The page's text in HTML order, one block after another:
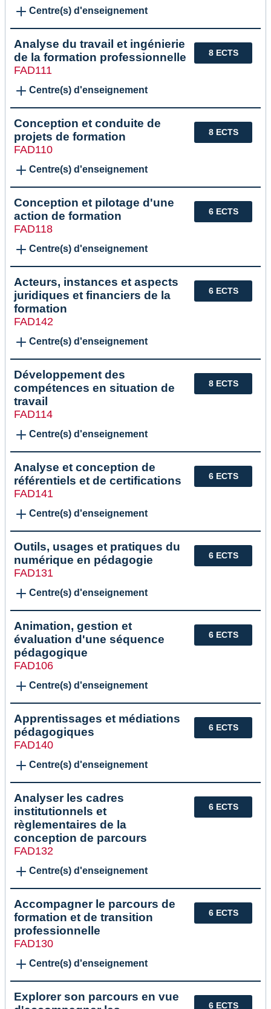
Centre(s) d'enseignement
8 ECTS
Analyse du travail et ingénierie
de la formation professionnelle
FAD111
Centre(s) d'enseignement
8 ECTS
Conception et conduite de
projets de formation
FAD110
Centre(s) d'enseignement
6 ECTS
Conception et pilotage d'une
action de formation
FAD118
Centre(s) d'enseignement
6 ECTS
Acteurs, instances et aspects
juridiques et financiers de la
formation
FAD142
Centre(s) d'enseignement
8 ECTS
Développement des
compétences en situation de
travail
FAD114
Centre(s) d'enseignement
6 ECTS
Analyse et conception de
référentiels et de certifications
FAD141
Centre(s) d'enseignement
6 ECTS
Outils, usages et pratiques du
numérique en pédagogie
FAD131
Centre(s) d'enseignement
6 ECTS
Animation, gestion et
évaluation d'une séquence
pédagogique
FAD106
Centre(s) d'enseignement
6 ECTS
Apprentissages et médiations
pédagogiques
FAD140
Centre(s) d'enseignement
6 ECTS
Analyser les cadres
institutionnels et
règlementaires de la
conception de parcours
FAD132
Centre(s) d'enseignement
6 ECTS
Accompagner le parcours de
formation et de transition
professionnelle
FAD130
Centre(s) d'enseignement
6 ECTS
Explorer son parcours en vue